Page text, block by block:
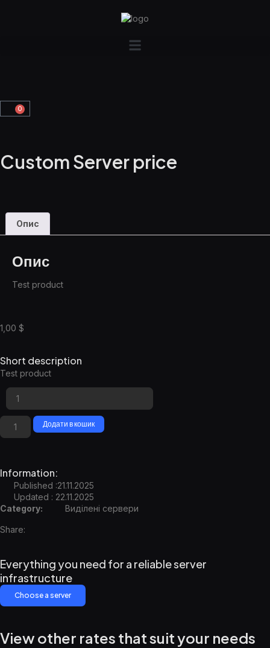
0
Custom Server price
Опис
Опис
Test product
1,00 $
Short description
Test product
Додати в кошик
Information:
Published :21.11.2025
Updated : 22.11.2025
Category:
Виділені сервери
Share:
Everything you need for a reliable server
infrastructure
Choose a server
View other rates that suit your needs